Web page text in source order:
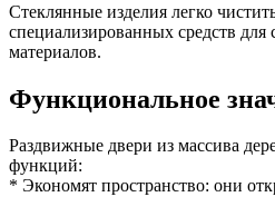
Стеклянные изделия легко
специализированных средств для
материалов.
Функциональное
Раздвижные двери из массива
функций:
* Экономят пространство: они